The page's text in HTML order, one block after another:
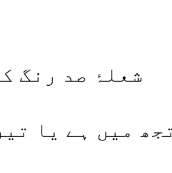
شعلۂ صد رنگ
میں ہے یا